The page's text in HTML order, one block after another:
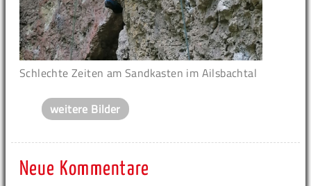
Schlechte Zeiten am Sandkasten im Ailsbachtal
weitere Bilder
Neue Kommentare